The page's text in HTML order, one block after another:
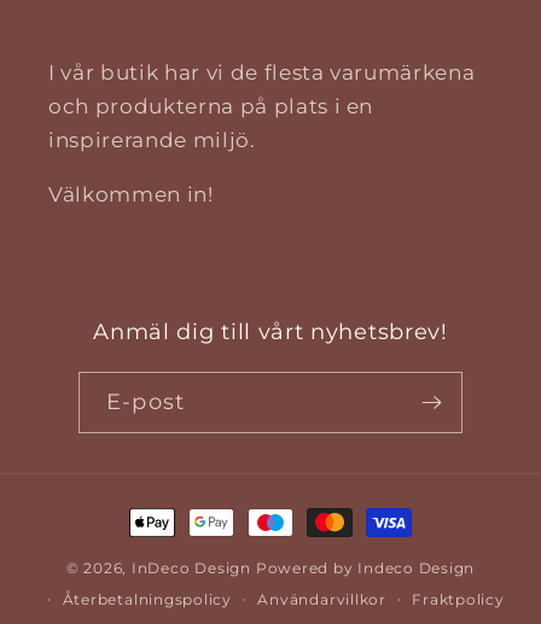
I vår butik har vi de flesta varumärkena
och produkterna på plats i en
inspirerande miljö.
Välkommen in!
Anmäl dig till vårt nyhetsbrev!
E-post
Betalningsmetoder
© 2026, InDeco Design Powered by Indeco Design
Återbetalningspolicy
Användarvillkor Fraktpolicy